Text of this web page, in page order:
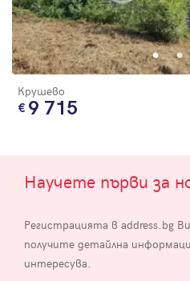
Крушево
9 715
Научете първи за
Регистрацията в address.bg
получите детайлна
интересува.